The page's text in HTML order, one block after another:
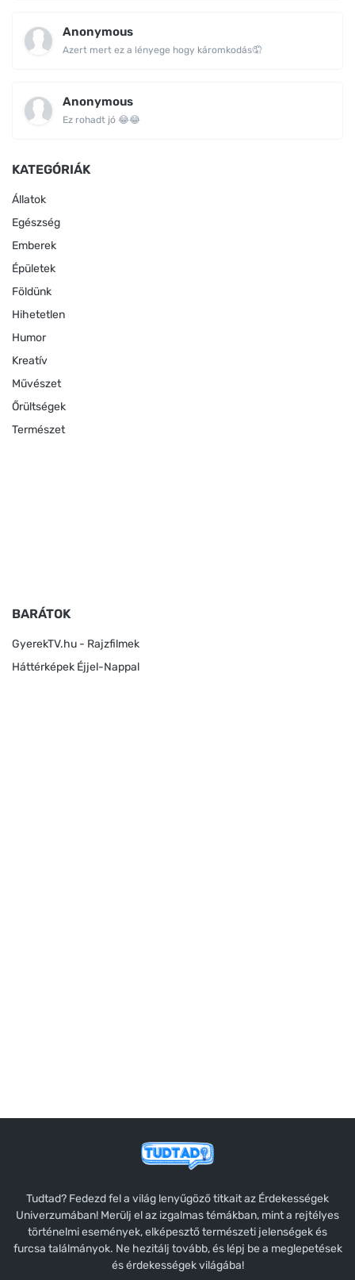
Anonymous
Azert mert ez a lényege hogy káromkodás🤦
Anonymous
Ez rohadt jó 😂😂
KATEGÓRIÁK
Állatok
Egészség
Emberek
Épületek
Földünk
Hihetetlen
Humor
Kreatív
Művészet
Őrültségek
Természet
BARÁTOK
GyerekTV.hu - Rajzfilmek
Háttérképek Éjjel-Nappal
Tudtad? Fedezd fel a világ lenyűgöző titkait az Érdekességek
Univerzumában! Merülj el az izgalmas témákban, mint a rejtélyes
történelmi események, elképesztő természeti jelenségek és
furcsa találmányok. Ne hezitálj tovább, és lépj be a meglepetések
és érdekességek világába!